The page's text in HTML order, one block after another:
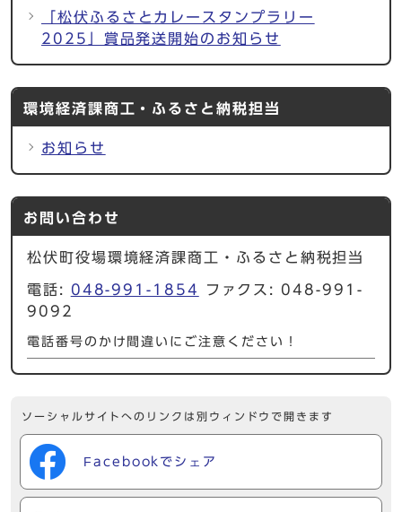
「松伏ふるさとカレースタンプラリー
2025」賞品発送開始のお知らせ
環境経済課商工・ふるさと納税担当
お知らせ
お問い合わせ
松伏町役場環境経済課商工・ふるさと納税担当
電話: 048-991-1854
ファクス: 048-991-
9092
電話番号のかけ間違いにご注意ください！
ソーシャルサイトへのリンクは別ウィンドウで開きます
Facebookでシェア